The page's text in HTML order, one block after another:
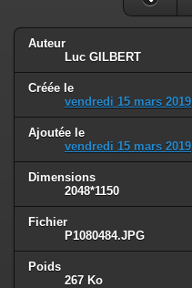
Auteur
Luc GILBERT
Créée le
vendredi 15 mars 2019
Ajoutée le
vendredi 15 mars 2019
Dimensions
2048*1150
Fichier
P1080484.JPG
Poids
267 Ko